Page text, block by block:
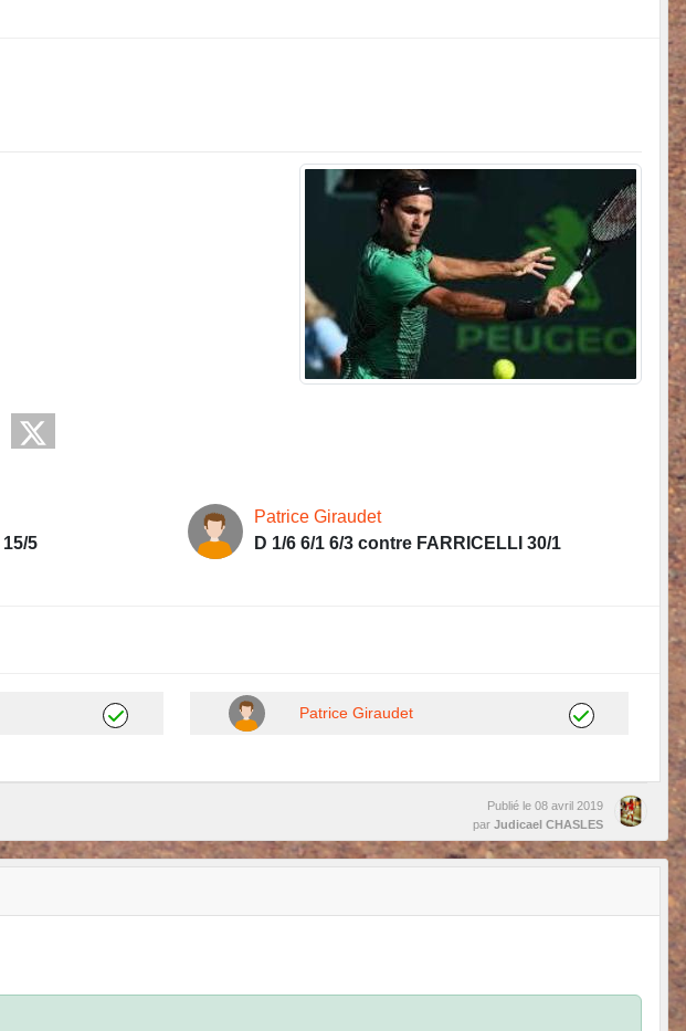
5
Patrice Giraudet
D 1/6 6/1 6/3 contre FARRICELLI 30/1
Patrice Giraudet
Publié le 08 avril 2019
par Judicael CHASLES